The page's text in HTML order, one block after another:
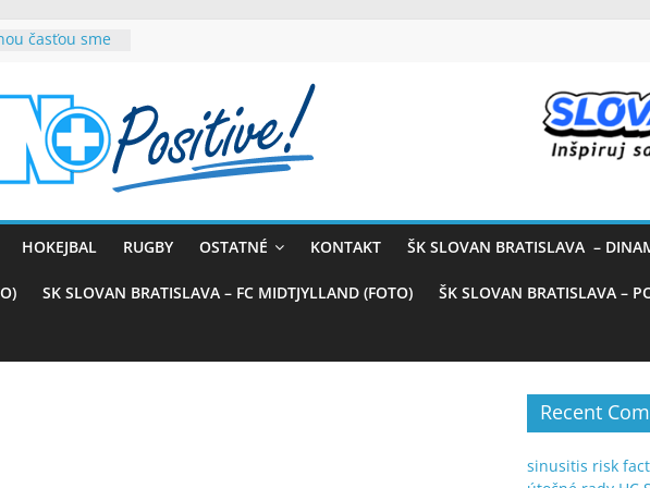
časťou sme
tímového
prvenstvo
nad
HOKEJBAL RUGBY OSTATNÉ KONTAKT ŠK SLOVAN BRATISLAVA –
SK SLOVAN BRATISLAVA – FC MIDTJYLLAND (FOTO) ŠK SLOVAN BRATISLAVA –
Recent
sinusitis risk